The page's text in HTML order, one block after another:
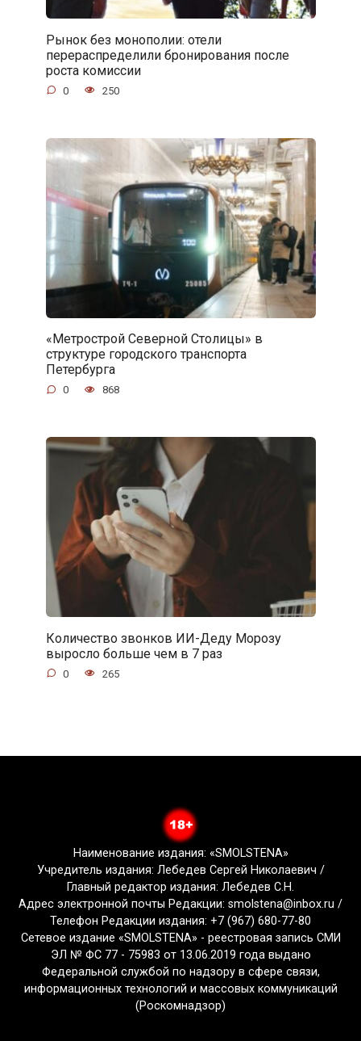
Рынок без монополии: отели
перераспределили бронирования после
роста комиссии
0 250
«Метрострой Северной Столицы» в
структуре городского транспорта
Петербурга
0 868
Количество звонков ИИ-Деду Морозу
выросло больше чем в 7 раз
0 265
Наименование издания: «SMOLSTENA»
Учредитель издания: Лебедев Сергей Николаевич /
Главный редактор издания: Лебедев С.Н.
Адрес электронной почты Редакции: smolstena@inbox.ru /
Телефон Редакции издания: +7 (967) 680-77-80
Сетевое издание «SMOLSTENA» - реестровая запись СМИ
ЭЛ № ФС 77 - 75983 от 13.06.2019 года выдано
Федеральной службой по надзору в сфере связи,
информационных технологий и массовых коммуникаций
(Роскомнадзор)